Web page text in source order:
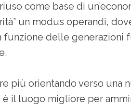
come base di
un modus operandi,
funzione delle generazioni
più orientando verso una
è il luogo migliore per